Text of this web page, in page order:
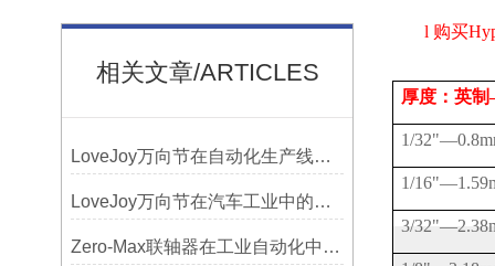
相关文章/ARTICLES
LoveJoy万向节在自动化生产线中的核心作用
LoveJoy万向节在汽车工业中的重要性
Zero-Max联轴器在工业自动化中的关键作用
l 购买
厚度：英
1/32"—
1/16"—
3/32"—